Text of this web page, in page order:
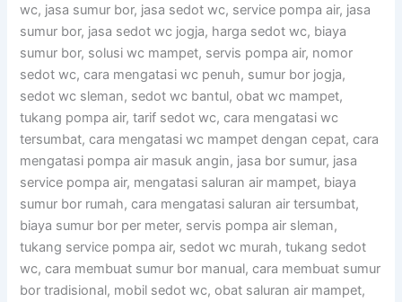
wc, jasa sumur bor, jasa sedot wc, service pompa air, jasa
sumur bor, jasa sedot wc jogja, harga sedot wc, biaya
sumur bor, solusi wc mampet, servis pompa air, nomor
sedot wc, cara mengatasi wc penuh, sumur bor jogja,
sedot wc sleman, sedot wc bantul, obat wc mampet,
tukang pompa air, tarif sedot wc, cara mengatasi wc
tersumbat, cara mengatasi wc mampet dengan cepat, cara
mengatasi pompa air masuk angin, jasa bor sumur, jasa
service pompa air, mengatasi saluran air mampet, biaya
sumur bor rumah, cara mengatasi saluran air tersumbat,
biaya sumur bor per meter, servis pompa air sleman,
tukang service pompa air, sedot wc murah, tukang sedot
wc, cara membuat sumur bor manual, cara membuat sumur
bor tradisional, mobil sedot wc, obat saluran air mampet,